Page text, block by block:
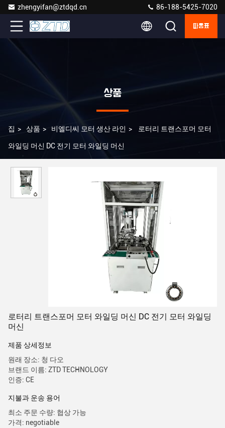
zhengyifan@ztdqd.cn 86-188-5425-7020
따옴표
상품
집 > 상품 > 비엘디씨 모터 생산 라인 > 로터리 트랜스포머 모터
와일딩 머신 DC 전기 모터 와일딩 머신
로터리 트랜스포머 모터 와일딩 머신 DC 전기 모터 와일딩
머신
제품 상세정보
원래 장소: 청 다오
브랜드 이름: ZTD TECHNOLOGY
인증: CE
지불과 운송 용어
최소 주문 수량: 협상 가능
가격: negotiable